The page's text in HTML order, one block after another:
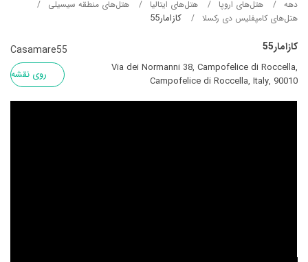
دهه هتل‌های اروپا هتل‌های ایتالیا
هتل‌های منطقه سیسیلی
هتل‌های کامپفلیس دی رکسلا
کازامار55
کازامار55 Casamare55
Via dei Normanni 38, Campofelice di Roccella,
Campofelice di Roccella, Italy, 90010
روی نقشه